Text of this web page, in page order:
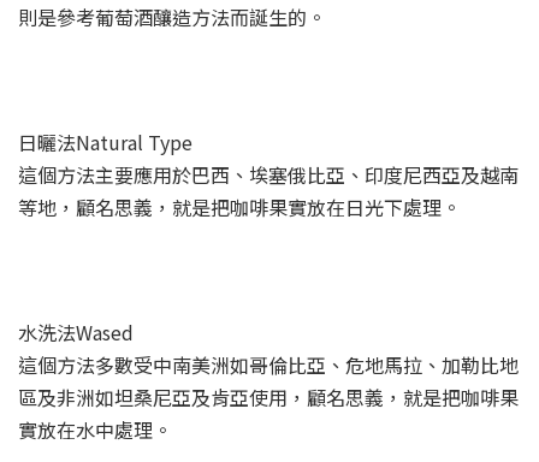
則是參考葡萄酒釀造方法而誕生的。
日曬法Natural Type
這個方法主要應用於巴西、埃塞俄比亞、印度尼西亞及越南
等地，顧名思義，就是把咖啡果實放在日光下處理。
水洗法Wased
這個方法多數受中南美洲如哥倫比亞、危地馬拉、加勒比地
區及非洲如坦桑尼亞及肯亞使用，顧名思義，就是把咖啡果
實放在水中處理。